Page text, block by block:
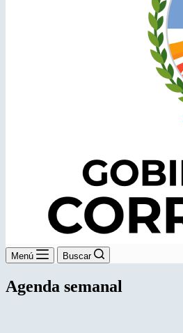
Menú Buscar
Agenda semanal